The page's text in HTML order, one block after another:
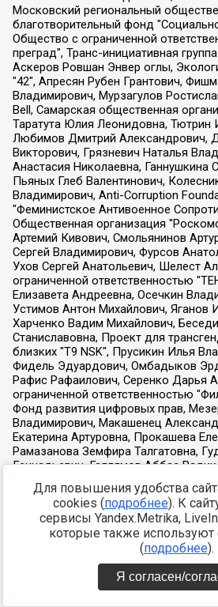
Для повышения удобства
cookies (подробнее). К
сервисы Yandex.Metrika,
которые также
(подробнее).
Я согласен/